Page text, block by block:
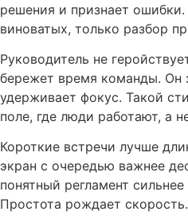
решения и признает
виноватых, только разбор
Руководитель не
бережет время команды. Он
удерживает фокус. Такой
поле, где люди работают, а
Короткие встречи лучше
экран с очередью важнее
понятный регламент
Простота рождает скорость.